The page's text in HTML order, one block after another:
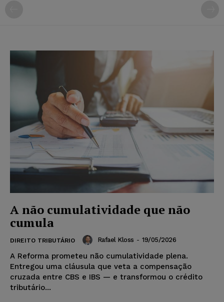
A não cumulatividade que não
cumula
DIREITO TRIBUTÁRIO Rafael Kloss - 19/05/2026
A Reforma prometeu não cumulatividade plena.
Entregou uma cláusula que veta a compensação
cruzada entre CBS e IBS — e transformou o crédito
tributário...